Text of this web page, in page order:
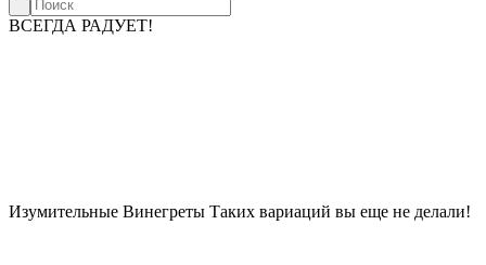
ВСЕГДА РАДУЕТ!
Изумительные Винегреты Таких вариаций вы еще не делали!